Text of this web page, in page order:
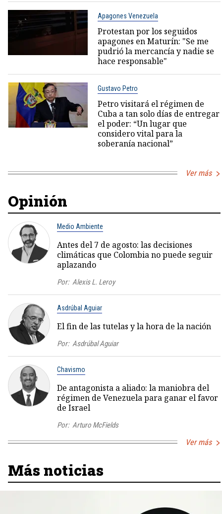
Apagones Venezuela
Protestan por los seguidos
apagones en Maturín: "Se me
pudrió la mercancía y nadie se
hace responsable"
Gustavo Petro
Petro visitará el régimen de
Cuba a tan solo días de entregar
el poder: “Un lugar que
considero vital para la
soberanía nacional”
Ver más
Opinión
Medio Ambiente
Antes del 7 de agosto: las decisiones
climáticas que Colombia no puede seguir
aplazando
Por: Alexis L. Leroy
Asdrúbal Aguiar
El fin de las tutelas y la hora de la nación
Por: Asdrúbal Aguiar
Chavismo
De antagonista a aliado: la maniobra del
régimen de Venezuela para ganar el favor
de Israel
Por: Arturo McFields
Ver más
Más noticias